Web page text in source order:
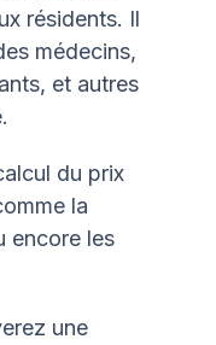
résidents. Il
médecins,
et autres
du prix
la
encore les
une